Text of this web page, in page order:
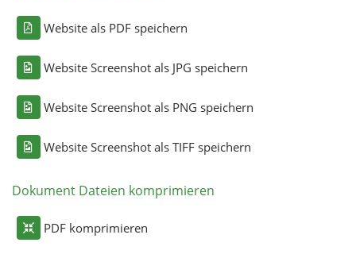
Website als PDF speichern
Website Screenshot als JPG speichern
Website Screenshot als PNG speichern
Website Screenshot als TIFF speichern
Dokument Dateien komprimieren
PDF komprimieren